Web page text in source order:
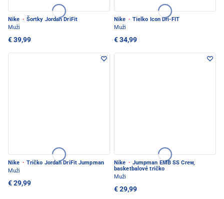
Nike · Šortky Jordan DriFit
Muži
€ 39,99
Nike · Tielko Icon Dri-FIT
Muži
€ 34,99
Nike · Tričko Jordan DriFit Jumpman
Muži
€ 29,99
Nike · Jumpman EMB SS Crew,
basketbalové tričko
Muži
€ 29,99